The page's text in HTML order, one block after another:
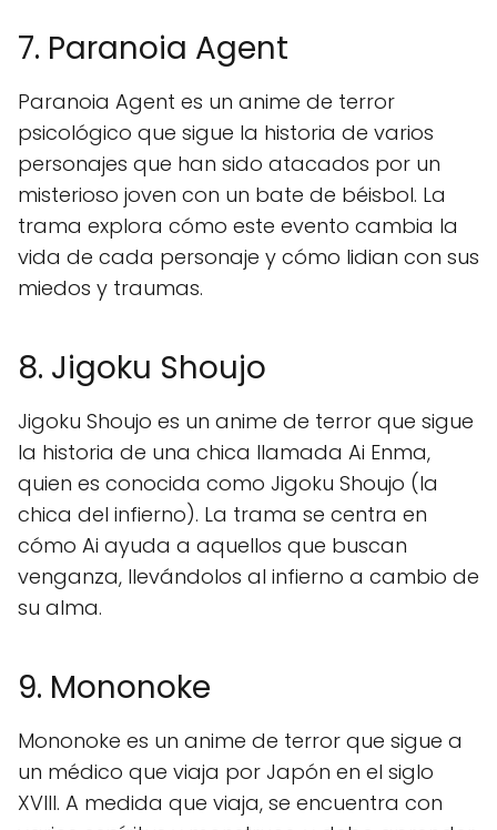
7. Paranoia Agent
Paranoia Agent es un anime de terror
psicológico que sigue la historia de varios
personajes que han sido atacados por un
misterioso joven con un bate de béisbol. La
trama explora cómo este evento cambia la
vida de cada personaje y cómo lidian con sus
miedos y traumas.
8. Jigoku Shoujo
Jigoku Shoujo es un anime de terror que sigue
la historia de una chica llamada Ai Enma,
quien es conocida como Jigoku Shoujo (la
chica del infierno). La trama se centra en
cómo Ai ayuda a aquellos que buscan
venganza, llevándolos al infierno a cambio de
su alma.
9. Mononoke
Mononoke es un anime de terror que sigue a
un médico que viaja por Japón en el siglo
XVIII. A medida que viaja, se encuentra con